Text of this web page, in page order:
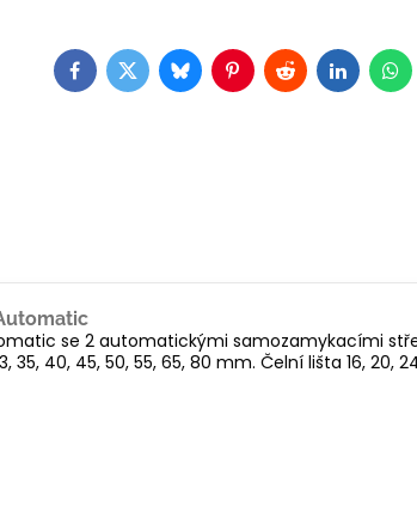
Facebook
TwitterBlueskyPinterest
RedditLinkedIn
se 2 automatickými samozamykacími
40, 45, 50, 55, 65, 80 mm. Čelní lišta 16, 20,